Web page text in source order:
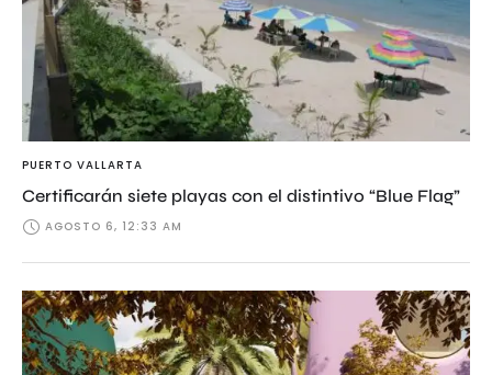
PUERTO VALLARTA
Certificarán siete playas con el distintivo “Blue Flag”
AGOSTO 6, 12:33 AM